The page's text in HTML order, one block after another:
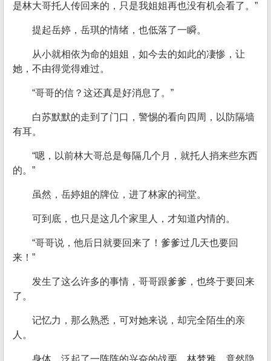
是林大哥托人传回来的，只是我姐姐再也没有机会看了。”
提起岳婷，岳琪的情绪，也低落了一瞬。
从小就相依为命的姐姐，如今去的如此的凄惨，让
她，不由得觉得难过。
“哥哥的信？这还真是好消息了。”
白苏默默的走到了门口，警惕的看向四周，以防隔墙
有耳。
“嗯，以前林大哥总是每隔几个月，就托人捎来些东西
的。”
虽然，岳婷姐的牌位，进了林家的祠堂。
可到底，也只是这几个家里人，才知道内情的。
“哥哥说，他后日就要回来了！爹爹过几天也要回
来！”
发生了这么许多的事情，哥哥跟爹爹，也终于要回来
了。
记忆力，那么熟悉，可对她来说，却完全陌生的亲
人。
身体，泛起了一阵阵的兴奋的战栗，林梦雅，竟然隐